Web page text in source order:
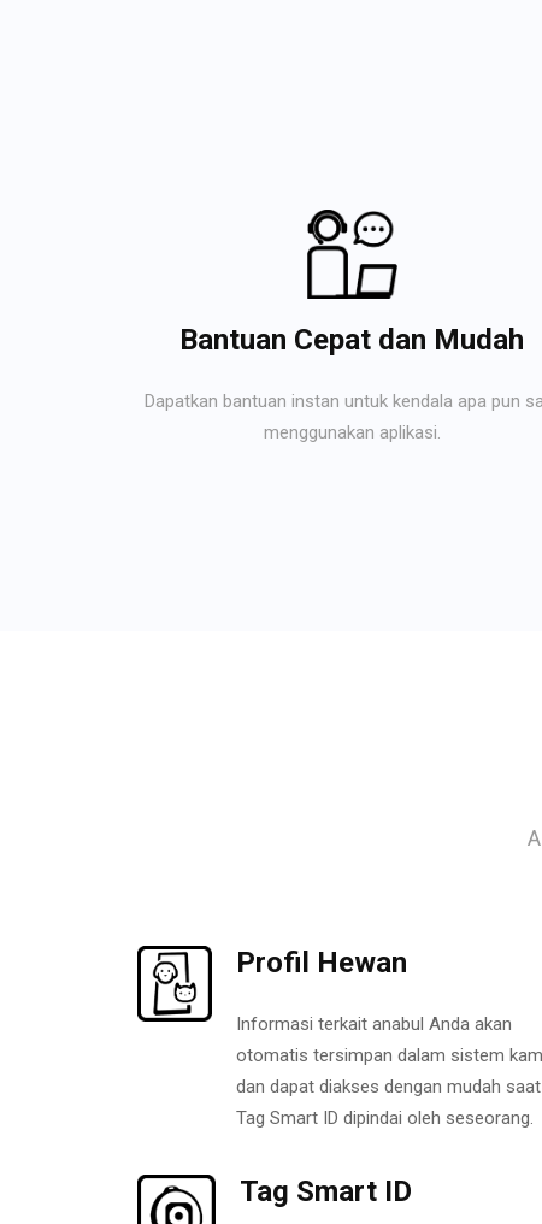
Bantuan Cepat dan Mudah
Dapatkan bantuan instan untuk kendala apa pun
menggunakan aplikasi.
Profil Hewan
Informasi terkait anabul Anda akan
otomatis tersimpan dalam sistem
dan dapat diakses dengan mudah saat
Tag Smart ID dipindai oleh seseorang.
Tag Smart ID